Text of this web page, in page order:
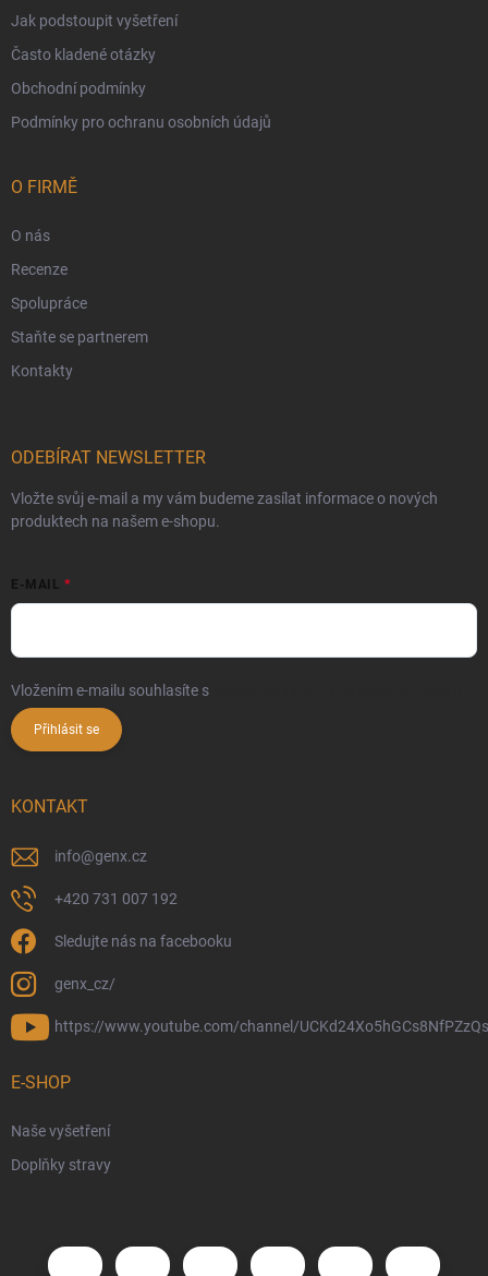
Jak podstoupit vyšetření
Často kladené otázky
Obchodní podmínky
Podmínky pro ochranu osobních údajů
O FIRMĚ
O nás
Recenze
Spolupráce
Staňte se partnerem
Kontakty
ODEBÍRAT NEWSLETTER
Vložte svůj e-mail a my vám budeme zasílat informace o nových
produktech na našem e-shopu.
E-MAIL
Vložením e-mailu souhlasíte s
Přihlásit se
KONTAKT
info@genx.cz
+420 731 007 192
Sledujte nás na facebooku
genx_cz/
https://www.youtube.com/channel/
E-SHOP
Naše vyšetření
Doplňky stravy